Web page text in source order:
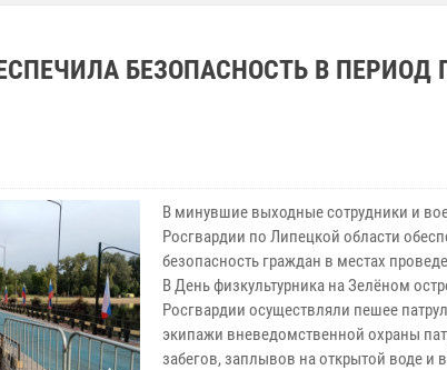
БЕЗОПАСНОСТЬ В
В минувшие выходные сотрудники и
Росгвардии по Липецкой области
безопасность граждан в местах
В День физкультурника на Зелёном
Росгвардии осуществляли пешее
экипажи вневедомственной охраны
забегов, заплывов на открытой воде и